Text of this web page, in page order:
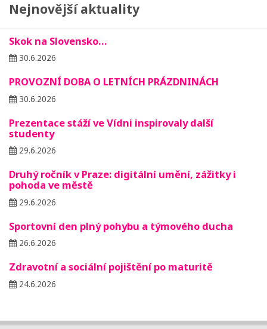
Nejnovější aktuality
Skok na Slovensko…
30.6.2026
PROVOZNÍ DOBA O LETNÍCH PRÁZDNINÁCH
30.6.2026
Prezentace stáží ve Vídni inspirovaly další
studenty
29.6.2026
Druhý ročník v Praze: digitální umění, zážitky i
pohoda ve městě
29.6.2026
Sportovní den plný pohybu a týmového ducha
26.6.2026
Zdravotní a sociální pojištění po maturitě
24.6.2026